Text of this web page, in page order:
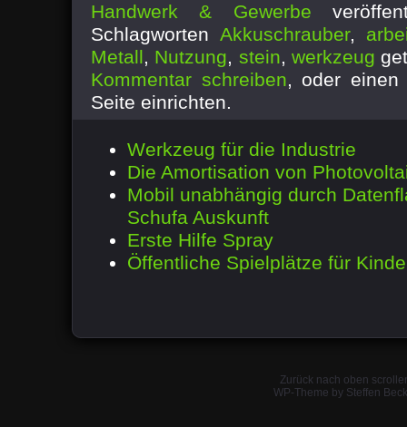
Handwerk & Gewerbe
Schlagworten Akkuschrauber,
Metall, Nutzung, stein, werkzeug
Kommentar schreiben, oder
Seite einrichten.
Werkzeug für die Industrie
Die Amortisation von
Mobil unabhängig durch
Schufa Auskunft
Erste Hilfe Spray
Öffentliche Spielplätze für
Zurück nach oben
WP-Theme by Steffen